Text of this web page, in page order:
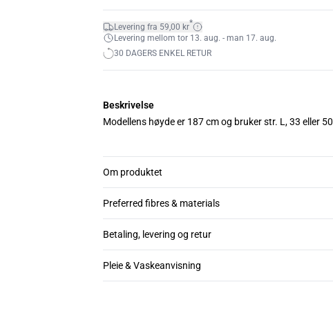
Levering fra 59,00 kr*
Levering mellom tor 13. aug. - man 17. aug.
30 DAGERS ENKEL RETUR
Beskrivelse
Modellens høyde er 187 cm og bruker str. L, 33 eller 50
Om produktet
Preferred fibres & materials
Betaling, levering og retur
Pleie & Vaskeanvisning